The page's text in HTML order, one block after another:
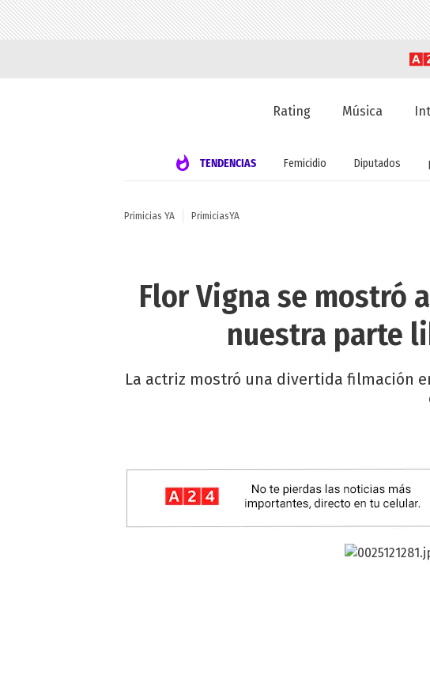
Rating Música
TENDENCIAS Femicidio Diputados
Primicias YA PrimiciasYA
Flor Vigna se mostró
nuestra parte
La actriz mostró una divertida filmación